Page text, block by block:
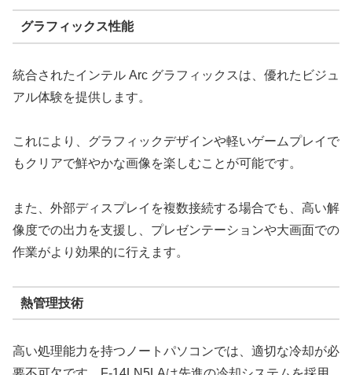
グラフィックス性能
統合されたインテル Arc グラフィックスは、優れたビジュ
アル体験を提供します。
これにより、グラフィックデザインや軽いゲームプレイで
もクリアで鮮やかな画像を楽しむことが可能です。
また、外部ディスプレイを複数接続する場合でも、高い解
像度での出力を支援し、プレゼンテーションや大画面での
作業がより効果的に行えます。
熱管理技術
高い処理能力を持つノートパソコンでは、適切な冷却が必